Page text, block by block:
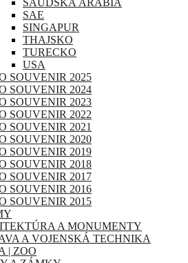
SAUDSKÁ ARÁBIA
SAE
SINGAPUR
THAJSKO
TURECKO
USA
SOUVENIR 2025
SOUVENIR 2024
SOUVENIR 2023
SOUVENIR 2022
SOUVENIR 2021
SOUVENIR 2020
SOUVENIR 2019
SOUVENIR 2018
SOUVENIR 2017
SOUVENIR 2016
SOUVENIR 2015
A MONUMENTY
A VOJENSKÁ TECHNIKA
| ZOO